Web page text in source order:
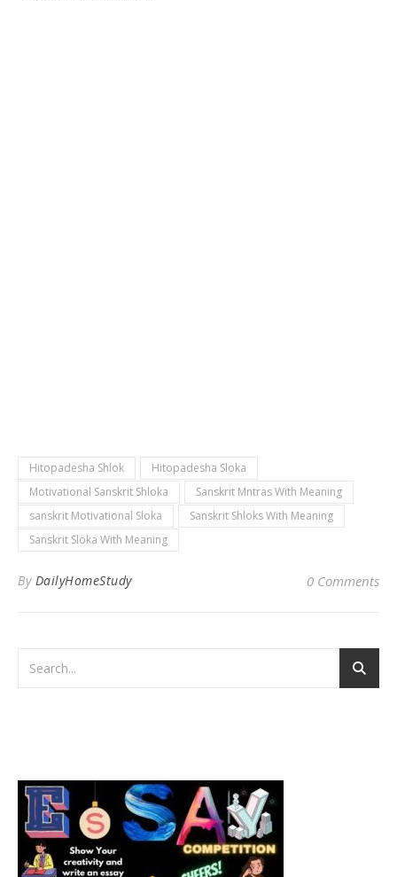
Hitopadesha Shlok
Hitopadesha Sloka
Motivational Sanskrit Shloka
Sanskrit Mntras With Meaning
sanskrit Motivational Sloka
Sanskrit Shloks With Meaning
Sanskrit Sloka With Meaning
By DailyHomeStudy 0 Comments